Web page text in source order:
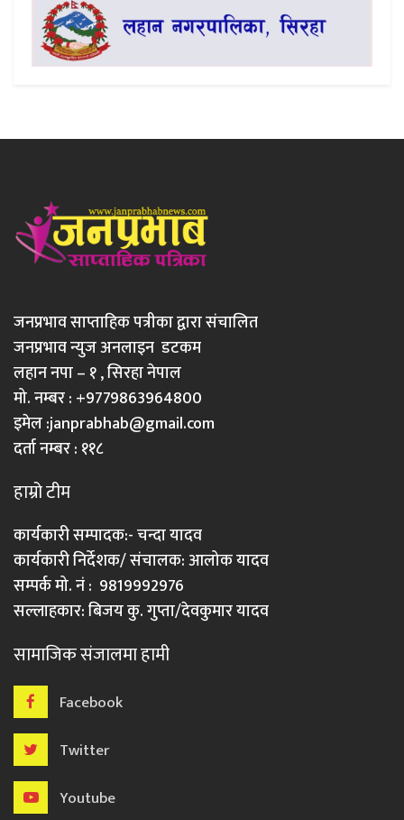
जनप्रभाव साप्ताहिक पत्रीका द्वारा संचालित
जनप्रभाव न्युज अनलाइन डटकम
लहान नपा – १ , सिरहा नेपाल
मो. नम्बर : +9779863964800
इमेल :janprabhab@gmail.com
दर्ता नम्बर : ११८
हाम्रो टीम
कार्यकारी सम्पादक:- चन्दा यादव
कार्यकारी निर्देशक/ संचालक: आलोक यादव
सम्पर्क मो. नं : 9819992976
सल्लाहकार: बिजय कु. गुप्ता/देवकुमार यादव
सामाजिक संजालमा हामी
Facebook
Twitter
Youtube